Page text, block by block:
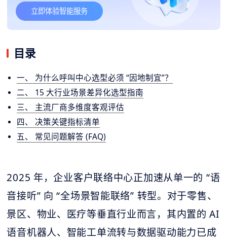
立即体验智能服务
目录
一、 为什么呼叫中心选型必须 “因地制宜”？
二、 15 大行业场景差异化选型指南
三、 主流厂商多维度客观评估
四、 决策关键指标清单
五、 常见问题解答 (FAQ)
2025 年，企业客户联络中心正加速从单一的 “语
音接听” 向 “全场景智能联络” 转型。对于零售、
景区、物业、医疗等垂直行业而言，其内置的 AI
语音机器人、智能工单流转与数据驱动能力已成